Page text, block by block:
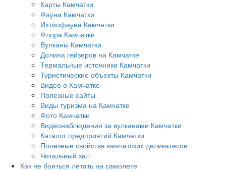
Карты Камчатки
Фауна Камчатки
Ихтиофауна Камчатки
Флора Камчатки
Вулканы Камчатки
Долина гейзеров на Камчатке
Термальные источники Камчатки
Туристические объекты Камчатки
Видео о Камчатке
Полезные сайты
Виды туризма на Камчатке
Фото Камчатки
Видеонаблюдения за вулканами Камчатки
Каталог предприятий Камчатки
Полезные свойства камчатских деликатесов
Читальный зал
Как не бояться летать на самолете